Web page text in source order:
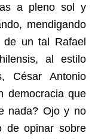
a pleno sol y
mendigando
de un tal Rafael
al estilo
César Antonio
democracia que
nada? Ojo y no
de opinar sobre